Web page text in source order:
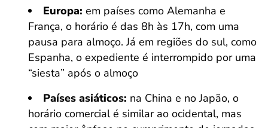
Europa: em países como Alemanha e
França, o horário é das 8h às 17h, com uma
pausa para almoço. Já em regiões do sul, como
Espanha, o expediente é interrompido por uma
“siesta” após o almoço
Países asiáticos: na China e no Japão, o
horário comercial é similar ao ocidental, mas